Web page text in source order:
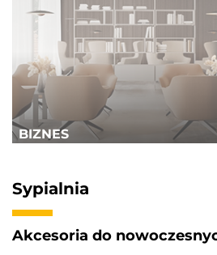
BIZNES
Sypialnia
Akcesoria do